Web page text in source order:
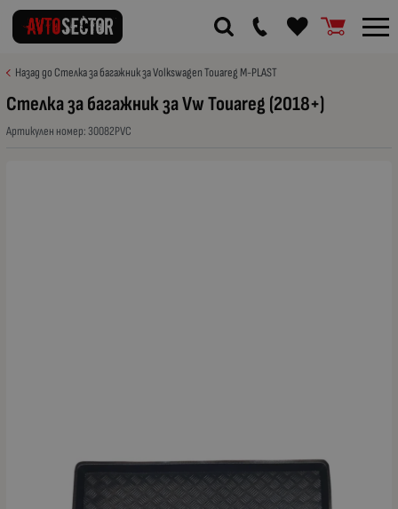
Назад до Стелка за багажник за Volkswagen Touareg M-PLAST
Стелка за багажник за Vw Touareg (2018+)
Артикулен номер:30082PVC